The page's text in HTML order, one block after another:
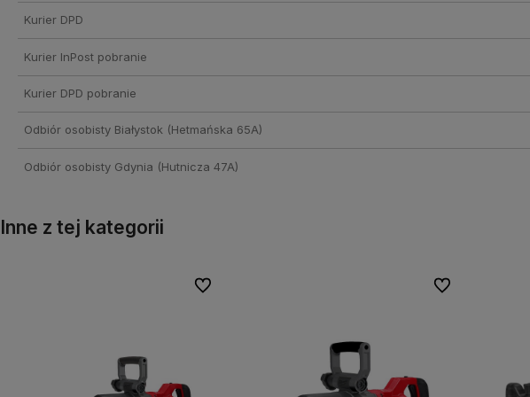
Kurier DPD
Kurier InPost pobranie
Kurier DPD pobranie
Odbiór osobisty Białystok(Hetmańska 65A)
Odbiór osobisty Gdynia (Hutnicza 47A)
Inne z tej kategorii
Do ulubionych
Do ulubionych Do ulubionych
Do ulubionych